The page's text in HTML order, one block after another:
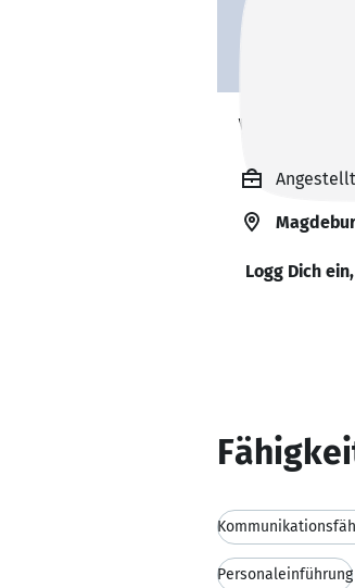
Logg Dich
Personaleinführung